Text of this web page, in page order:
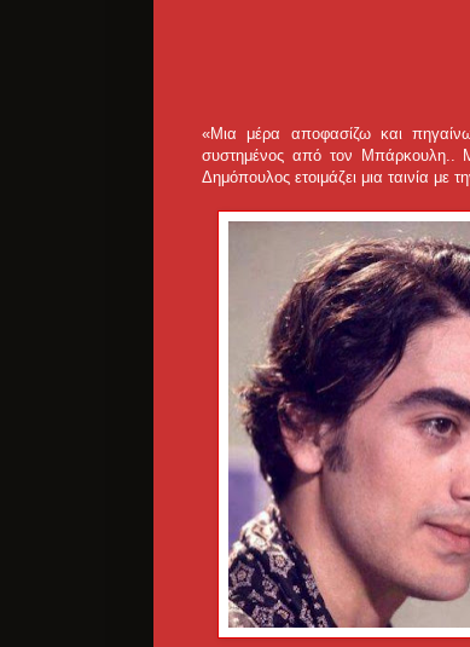
«Μια μέρα αποφασίζω και
συστημένος από τον Μπάρκουλη..
Δημόπουλος ετοιμάζει μια ταινία με